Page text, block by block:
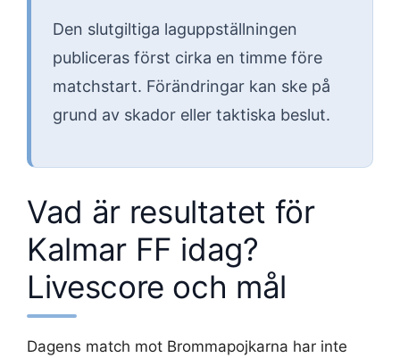
Den slutgiltiga laguppställningen
publiceras först cirka en timme före
matchstart. Förändringar kan ske på
grund av skador eller taktiska beslut.
Vad är resultatet för
Kalmar FF idag?
Livescore och mål
Dagens match mot Brommapojkarna har inte